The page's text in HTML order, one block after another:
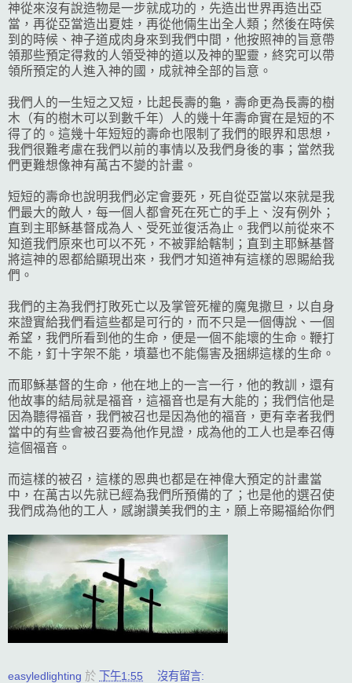
神從來沒有說造物是一步就成功的，先造出世界再造出亞
當，再從亞當造出夏娃，再從他倆生出全人類；然後在時侯
到的時候、神子道成肉身來到我們中間，他按照神的旨意帶
領那些預定得救的人領受神的道以及神的聖靈，終究可以帶
領所預定的人進入神的國，成就神全部的旨意。
我們人的一生短之又短，比起長壽的龜，壽命更為長壽的樹
木（有的樹木可以到數千年）人的幾十年壽命實在是短的不
得了的。這幾十年短短的壽命也限制了我們的眼界和思想，
我們很難考慮在我們以前的事情以及我們身後的事；當然我
們更難想像神有萬古不變的計畫。
短短的壽命也說明我們必定會要死，死自從亞當以來就是我
們最大的敵人，每一個人都會死在死亡的手上、沒有例外；
直到主耶穌基督成為人、受死並復活為止。我們以前從來不
知道我們原來也可以不死，不被罪給轄制；直到主耶穌基督
將這神的恩都給顯現出來，我們才知道神有這樣的恩賜給我
們。
我們的主為我們打敗死亡以及掌管死權的魔鬼撒旦，以自身
來證實給我們看這些都是可行的，而不只是一個傳說、一個
希望，我們所看到他的生命，便是一個不能壞的生命。鞭打
不能，釘十字架不能，墳墓也不能傷害及捆綁這樣的生命。
而耶穌基督的生命，他在地上的一言一行，他的教訓，還有
他故事的結局就是福音，這福音也是有大能的；我們信他是
因為聽得福音，我們被召也是因為他的福音，更有幸者我們
當中的有些會被召要為他作見證，成為他的工人也是奉召傳
這個福音。
而這樣的被召，這樣的恩典也都是在神偉大預定的計畫當
中，在萬古以先就已經為我們所預備的了；也是他的選召使
我們成為他的工人，感謝讚美我們的主，願上帝賜福給你們
easyledlighting 於 下午1:55 沒有留言: